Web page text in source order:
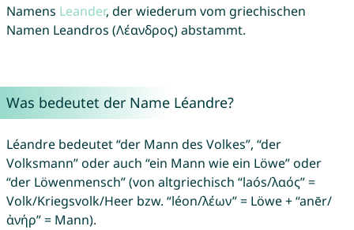
Namens Leander, der wiederum vom griechischen
Namen Leandros (Λέανδρος) abstammt.
Was bedeutet der Name Léandre?
Léandre bedeutet “der Mann des Volkes”, “der
Volksmann” oder auch “ein Mann wie ein Löwe” oder
“der Löwenmensch” (von altgriechisch “laós/λαός” =
Volk/Kriegsvolk/Heer bzw. “léon/λέων” = Löwe + “anēr/
ἀνήρ” = Mann).